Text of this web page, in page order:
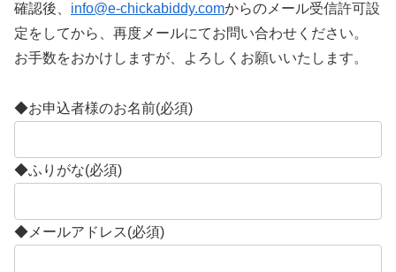
確認後、 info@e-chickabiddy.comからのメール受信許可設
定をしてから、再度メールにてお問い合わせください。
お手数をおかけしますが、よろしくお願いいたします。
◆お申込者様のお名前(必須)
◆ふりがな(必須)
◆メールアドレス(必須)